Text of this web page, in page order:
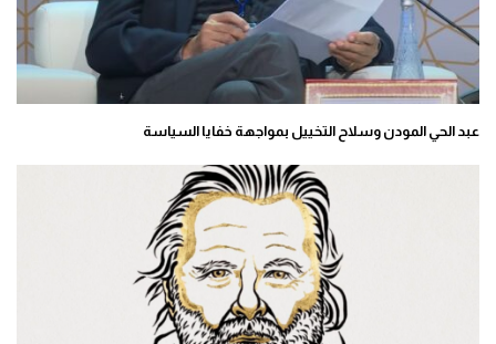
عبد الحي المودن وسلاح التخييل بمواجهة خفايا السياسة